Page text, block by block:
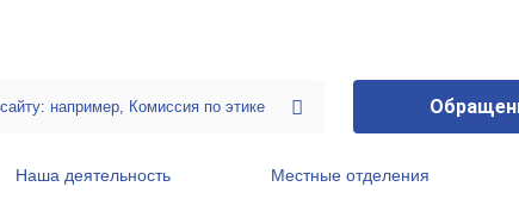
Наша деятельность Местные отделения